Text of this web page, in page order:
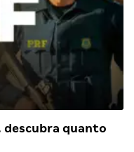
descubra quanto